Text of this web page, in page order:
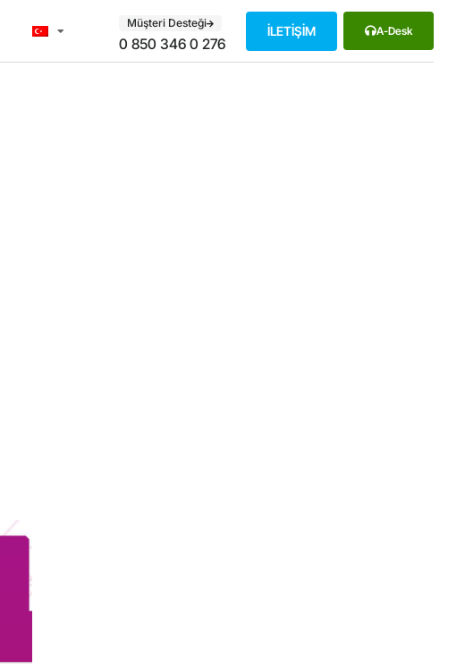
Müşteri Desteği
0 850 346 0 276
İLETİŞİM A-Desk